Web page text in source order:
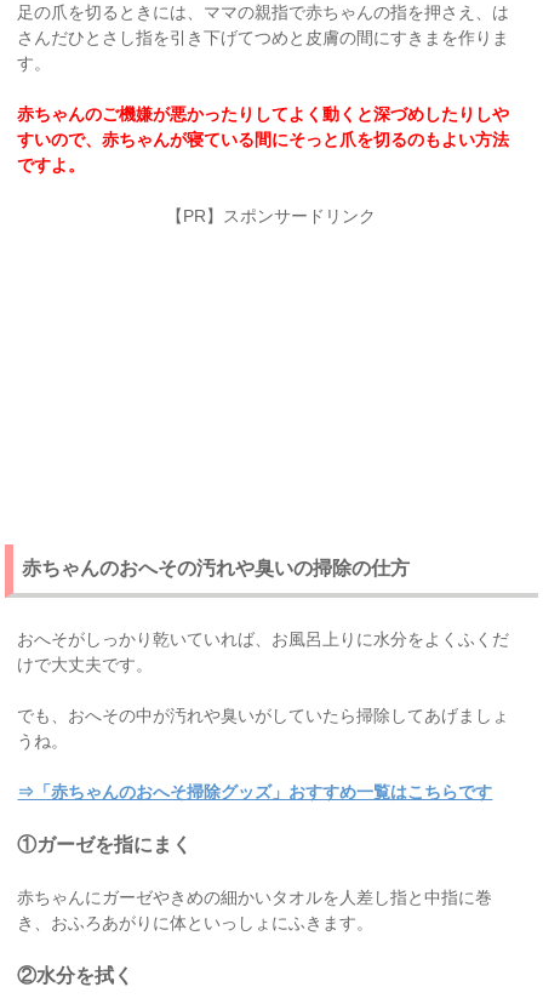
足の爪を切るときには、ママの親指で赤ちゃんの指を押さえ、は
さんだひとさし指を引き下げてつめと皮膚の間にすきまを作りま
す。
赤ちゃんのご機嫌が悪かったりしてよく動くと深づめしたりしや
すいので、赤ちゃんが寝ている間にそっと爪を切るのもよい方法
ですよ。
【PR】スポンサードリンク
赤ちゃんのおへその汚れや臭いの掃除の仕方
おへそがしっかり乾いていれば、お風呂上りに水分をよくふくだ
けで大丈夫です。
でも、おへその中が汚れや臭いがしていたら掃除してあげましょ
うね。
⇒「赤ちゃんのおへそ掃除グッズ」おすすめ一覧はこちらです
①ガーゼを指にまく
赤ちゃんにガーゼやきめの細かいタオルを人差し指と中指に巻
き、おふろあがりに体といっしょにふきます。
②水分を拭く